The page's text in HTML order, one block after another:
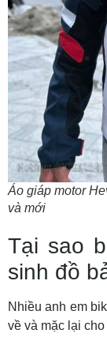
Áo giáp motor
và mới
Tại sao
sinh đồ
Nhiều anh em
về và mặc lại